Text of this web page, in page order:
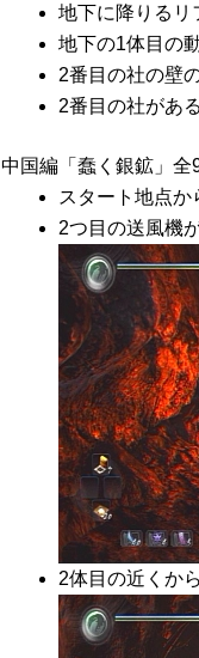
地下に降りるリ
地下の1体目の
2番目の社の壁
2番目の社があ
中国編「蠢く銀鉱」全
スタート地点か
2つ目の送風機
2体目の近くか